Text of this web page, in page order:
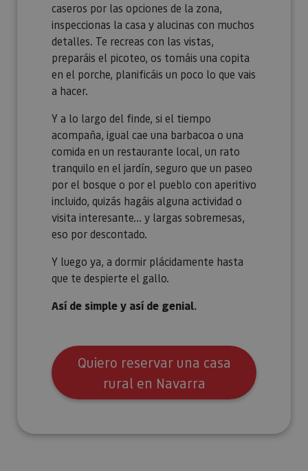
caseros por las opciones de la zona,
inspeccionas la casa y alucinas con muchos
detalles. Te recreas con las vistas,
preparáis el picoteo, os tomáis una copita
en el porche, planificáis un poco lo que vais
a hacer.
Y a lo largo del finde, si el tiempo
acompaña, igual cae una barbacoa o una
comida en un restaurante local, un rato
tranquilo en el jardín, seguro que un paseo
por el bosque o por el pueblo con aperitivo
incluido, quizás hagáis alguna actividad o
visita interesante… y largas sobremesas,
eso por descontado.
Y luego ya, a dormir plácidamente hasta
que te despierte el gallo.
Así de simple y así de genial.
Quiero reservar una casa
rural en Navarra